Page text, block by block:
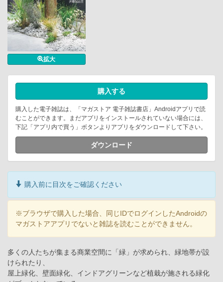
拡大
購入する
購入した電子雑誌は、「マガストア 電子雑誌書店」Androidアプリで読
むことができます。まだアプリをインストールされていない場合には、
下記「アプリ内で買う」ボタンよりアプリをダウンロードして下さい。
ダウンロード
購入前に目次をご確認ください
※ブラウザで購入した場合、同じIDでログインしたAndroidの
マガストアアプリでないと雑誌を読むことができません。
多くの人たちが集まる商業空間に「緑」が求められ、緑地帯が設
けられたり、
屋上緑化、壁面緑化、インドアグリーンなど植栽が施される緑化